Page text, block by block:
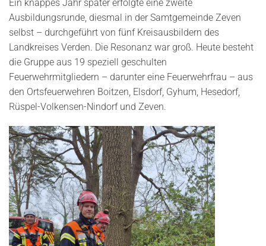
Ein knappes Jahr später erfolgte eine zweite
Ausbildungsrunde, diesmal in der Samtgemeinde Zeven
selbst – durchgeführt von fünf Kreisausbildern des
Landkreises Verden. Die Resonanz war groß. Heute besteht
die Gruppe aus 19 speziell geschulten
Feuerwehrmitgliedern – darunter eine Feuerwehrfrau – aus
den Ortsfeuerwehren Boitzen, Elsdorf, Gyhum, Hesedorf,
Rüspel-Volkensen-Nindorf und Zeven.